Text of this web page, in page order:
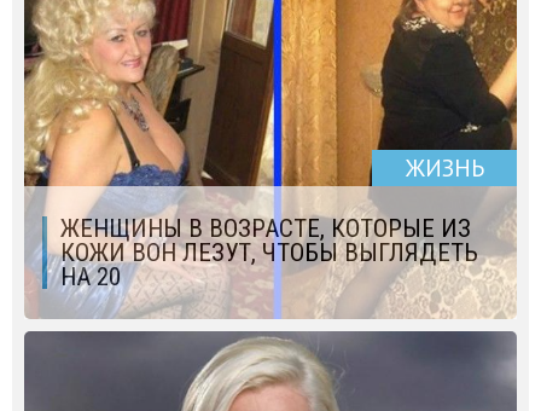
ЖИЗНЬ
ЖЕНЩИНЫ В ВОЗРАСТЕ, КОТОРЫЕ ИЗ
КОЖИ ВОН ЛЕЗУТ, ЧТОБЫ ВЫГЛЯДЕТЬ
НА 20